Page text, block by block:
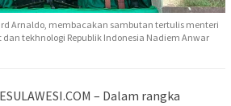
Arnaldo, membacakan sambutan tertulis menteri
tekhnologi Republik Indonesia Nadiem Anwar
– Dalam rangka